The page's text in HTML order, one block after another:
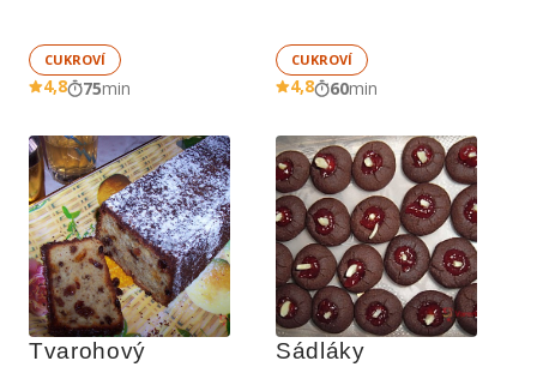
CUKROVÍ
4,8 75min
CUKROVÍ
4,8 60min
Tvarohový
Sádláky